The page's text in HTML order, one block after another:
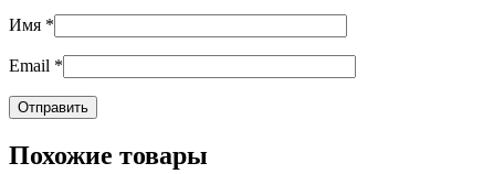
Имя *
Email *
Похожие товары